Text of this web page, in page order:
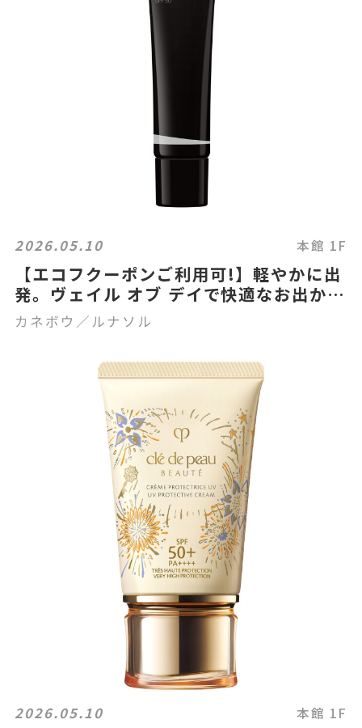
2026.05.10 本館 1F
【エコフクーポンご利用可!】軽やかに出
発。ヴェイル オブ デイで快適なお出かけ
肌
カネボウ／ルナソル
2026.05.10 本館 1F